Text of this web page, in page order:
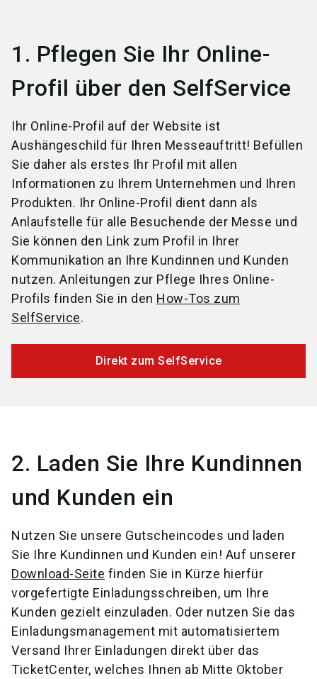
1. Pflegen Sie Ihr Online-
Profil über den SelfService
Ihr Online-Profil auf der Website ist
Aushängeschild für Ihren Messeauftritt! Befüllen
Sie daher als erstes Ihr Profil mit allen
Informationen zu Ihrem Unternehmen und Ihren
Produkten. Ihr Online-Profil dient dann als
Anlaufstelle für alle Besuchende der Messe und
Sie können den Link zum Profil in Ihrer
Kommunikation an Ihre Kundinnen und Kunden
nutzen. Anleitungen zur Pflege Ihres Online-
Profils finden Sie in den How-Tos zum
SelfService.
Direkt zum SelfService
2. Laden Sie Ihre Kundinnen
und Kunden ein
Nutzen Sie unsere Gutscheincodes und laden
Sie Ihre Kundinnen und Kunden ein! Auf unserer
Download-Seite finden Sie in Kürze hierfür
vorgefertigte Einladungsschreiben, um Ihre
Kunden gezielt einzuladen. Oder nutzen Sie das
Einladungsmanagement mit automatisiertem
Versand Ihrer Einladungen direkt über das
TicketCenter, welches Ihnen ab Mitte Oktober